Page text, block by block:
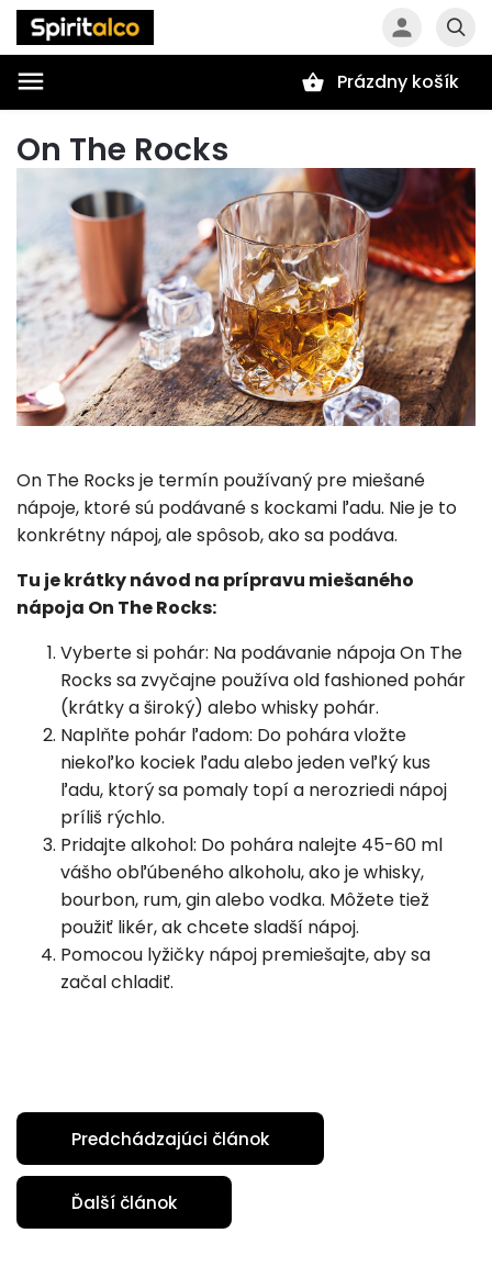
Prázdny košík
On The Rocks
On The Rocks je termín používaný pre miešané
nápoje, ktoré sú podávané s kockami ľadu. Nie je to
konkrétny nápoj, ale spôsob, ako sa podáva.
Tu je krátky návod na prípravu miešaného
nápoja On The Rocks:
Vyberte si pohár: Na podávanie nápoja On The
Rocks sa zvyčajne používa old fashioned pohár
(krátky a široký) alebo whisky pohár.
Naplňte pohár ľadom: Do pohára vložte
niekoľko kociek ľadu alebo jeden veľký kus
ľadu, ktorý sa pomaly topí a nerozriedi nápoj
príliš rýchlo.
Pridajte alkohol: Do pohára nalejte 45-60 ml
vášho obľúbeného alkoholu, ako je whisky,
bourbon, rum, gin alebo vodka. Môžete tiež
použiť likér, ak chcete sladší nápoj.
Pomocou lyžičky nápoj premiešajte, aby sa
začal chladiť.
Predchádzajúci článok
Ďalší článok